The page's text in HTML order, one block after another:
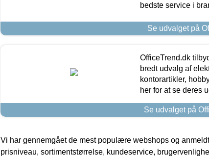
bedste service i
Se udvalget på
OfficeTrend.dk
bredt udvalg af
kontorartikler,
her for at se deres
Se udvalget på
Vi har gennemgået de mest populære webshops og
prisniveau, sortimentstørrelse, kundeservice,